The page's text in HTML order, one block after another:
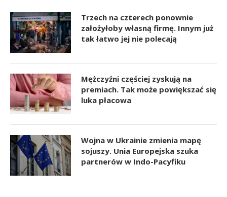
Trzech na czterech ponownie
założyłoby własną firmę. Innym już
tak łatwo jej nie polecają
Mężczyźni częściej zyskują na
premiach. Tak może powiększać się
luka płacowa
Wojna w Ukrainie zmienia mapę
sojuszy. Unia Europejska szuka
partnerów w Indo-Pacyfiku